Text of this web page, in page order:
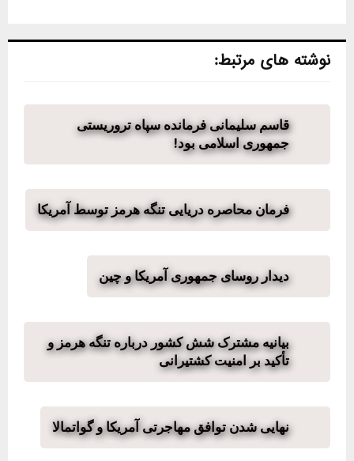
نوشته های مرتبط:
قاسم سلیمانی فرمانده سپاه تروریستی
جمهوری اسلامی بود!
فرمان محاصره دریایی تنگه هرمز توسط آمریکا
دیدار روسای جمهوری آمریکا و چین
بیانیه مشترک شش کشور درباره تنگه هرمز و
تأکید بر امنیت کشتیرانی
نهایی شدن توافق مهاجرتی آمریکا و گواتمالا